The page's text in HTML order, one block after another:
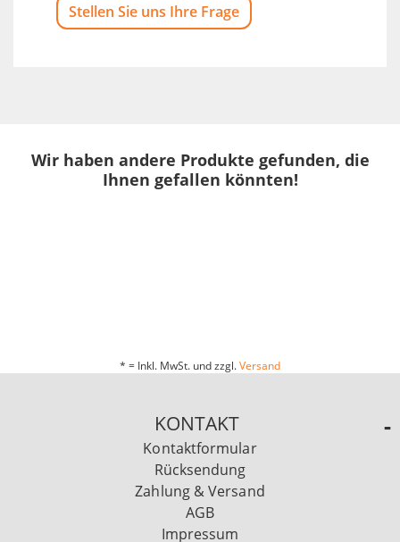
Stellen Sie uns Ihre Frage
Wir haben andere Produkte gefunden, die
Ihnen gefallen könnten!
* = Inkl. MwSt. und zzgl.Versand
KONTAKT
Kontaktformular
Rücksendung
Zahlung & Versand
AGB
Impressum